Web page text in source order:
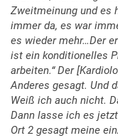
Zweitmeinung und es
immer da, es war
es wieder mehr…Der
ist ein konditionelles
arbeiten.“ Der
Anderes gesagt. Und
Weiß ich auch nicht.
Dann lasse ich es
Ort 2 gesagt meine